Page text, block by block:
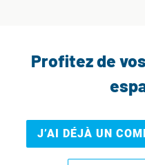
Profitez de
J’AI DÉJÀ UN